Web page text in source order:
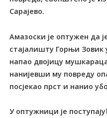
Сарајево.
Амазоски је оптужен да
стајалишту Горњи
напао двојицу
нанијевши му повреду
посјекао прст и нанио
У оптужници је